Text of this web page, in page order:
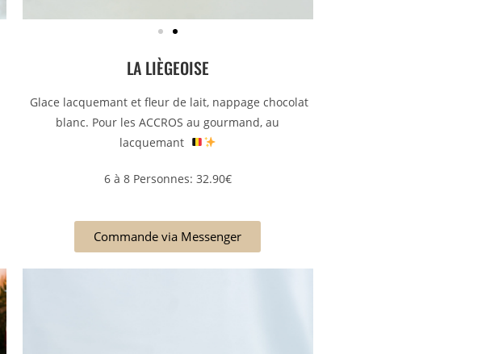
LA LIÈGEOISE
Glace lacquemant et fleur de lait, nappage chocolat
blanc. Pour les ACCROS au gourmand, au
lacquemant
6 à 8 Personnes: 32.90€
Commande via Messenger